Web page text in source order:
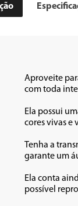
Aproveite
com toda
Ela possui
cores vivas e
Tenha a
garante um
Ela conta
possível